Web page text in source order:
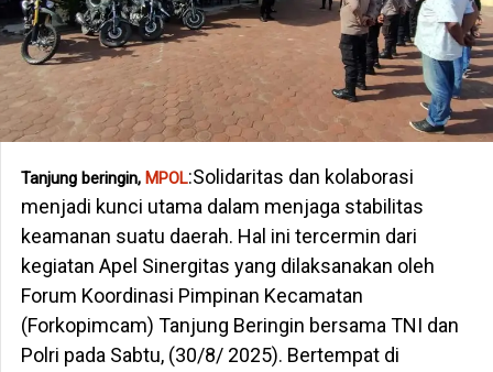
Tanjung beringin, MPOL:Solidaritas dan kolaborasi
menjadi kunci utama dalam menjaga stabilitas
keamanan suatu daerah. Hal ini tercermin dari
kegiatan Apel Sinergitas yang dilaksanakan oleh
Forum Koordinasi Pimpinan Kecamatan
(Forkopimcam) Tanjung Beringin bersama TNI dan
Polri pada Sabtu, (30/8/ 2025). Bertempat di